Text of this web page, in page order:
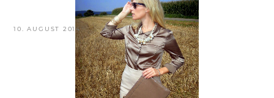
VERÖFFENTLICHT
10. AUGUST 2014